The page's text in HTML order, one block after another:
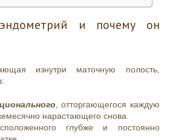
и почему он
изнутри маточную полость,
, отторгающегося каждую
нарастающего снова.
глубже и постоянно